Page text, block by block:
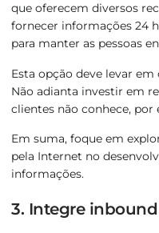
que oferecem diversos
fornecer informações 24
para manter as pessoas
Esta opção deve levar
Não adianta investir em
clientes não conhece, por
Em suma, foque em
pela Internet no
informações.
3. Integre